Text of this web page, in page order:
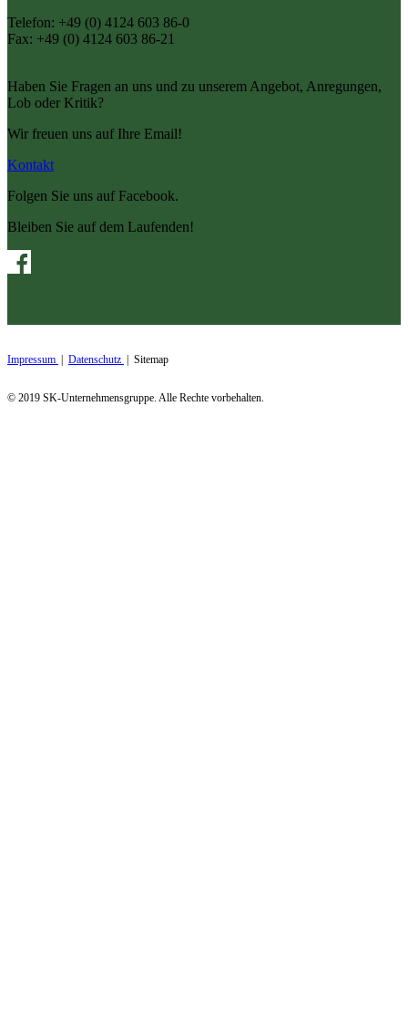
Telefon: +49 (0) 4124 603 86-0
Fax: +49 (0) 4124 603 86-21
Haben Sie Fragen an uns und zu unserem Angebot, Anregungen,
Lob oder Kritik?
Wir freuen uns auf Ihre Email!
Kontakt
Folgen Sie uns auf Facebook.
Bleiben Sie auf dem Laufenden!
Impressum | Datenschutz | Sitemap
© 2019 SK-Unternehmensgruppe. Alle Rechte vorbehalten.